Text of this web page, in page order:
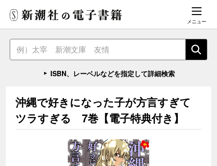
メニュー
ISBN、レーベルなどを指定して詳細検索
沖縄で好きになった子が方言すぎて
ツラすぎる 7巻【電子特典付き】